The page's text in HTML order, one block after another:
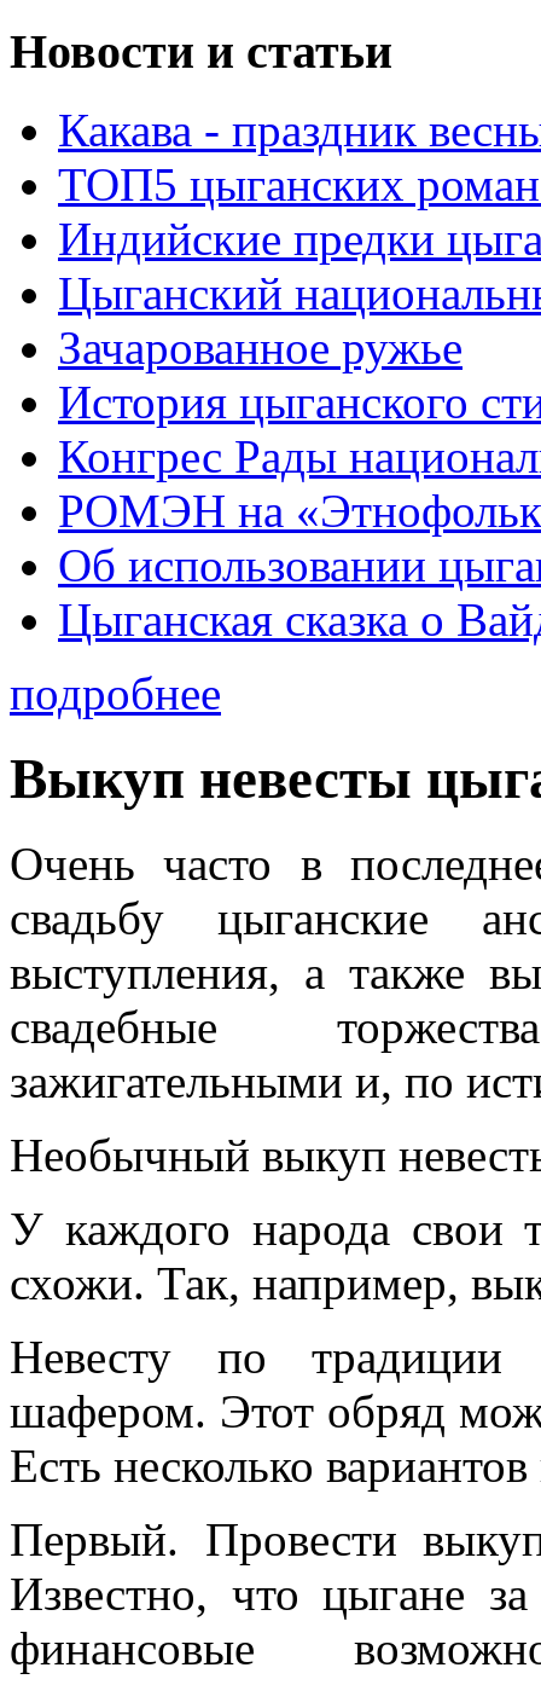
Новости и статьи
Какава - праздник
ТОП5 цыганских
Индийские предки
Цыганский
Зачарованное ружье
История цыганского
Конгрес Рады
РОМЭН на
Об использовании
Цыганская сказка о
подробнее
Выкуп невесты
Очень часто в
свадьбу цыганские
выступления, а также
свадебные
зажигательными и, по
Необычный выкуп
У каждого народа свои
схожи. Так, например,
Невесту по
шафером. Этот обряд
Есть несколько
Первый. Провести
Известно, что цыгане
финансовые